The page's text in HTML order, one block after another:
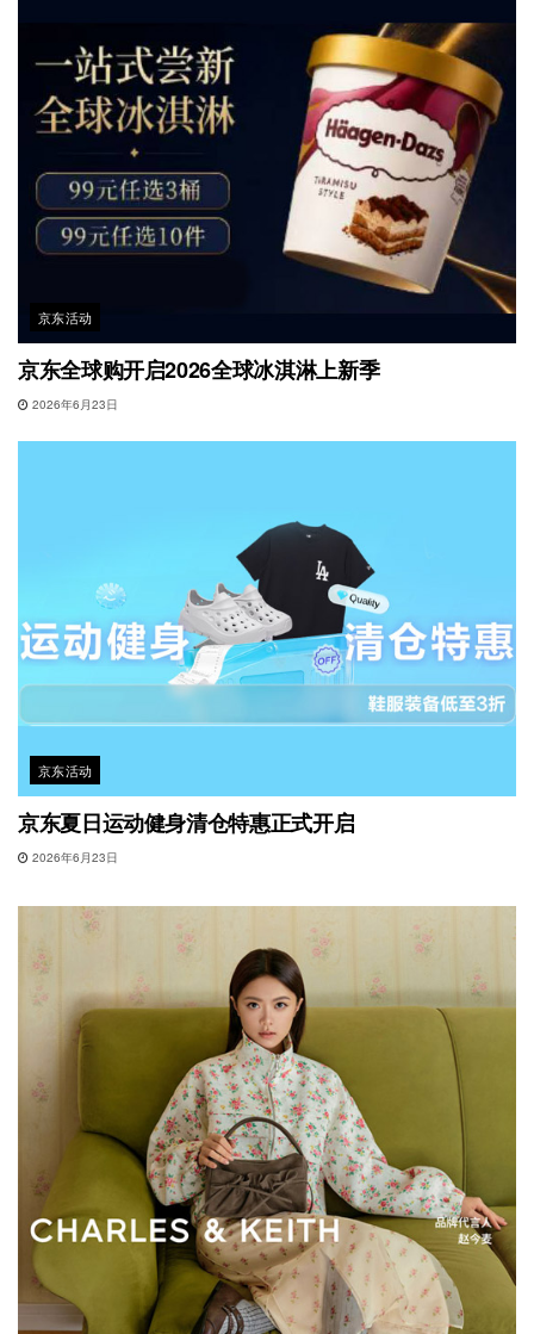
京东活动
京东全球购开启2026全球冰淇淋上新季
2026年6月23日
京东活动
京东夏日运动健身清仓特惠正式开启
2026年6月23日